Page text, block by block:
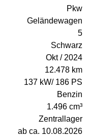
Pkw
Geländewagen
5
Schwarz
Okt / 2024
12.478 km
137 kW/ 186 PS
Benzin
1.496 cm³
Zentrallager
ab ca. 10.08.2026